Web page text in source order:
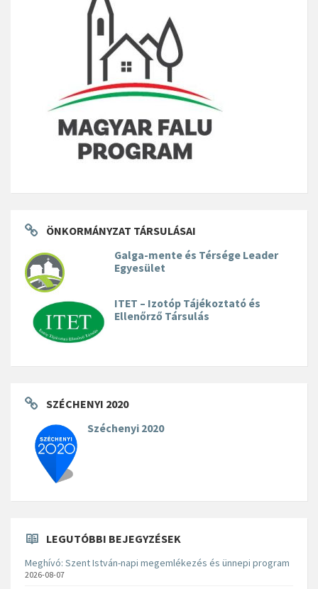
ÖNKORMÁNYZAT TÁRSULÁSAI
Galga-mente és Térsége Leader
Egyesület
ITET – Izotóp Tájékoztató és
Ellenőrző Társulás
SZÉCHENYI 2020
Széchenyi 2020
LEGUTÓBBI BEJEGYZÉSEK
Meghívó: Szent István-napi megemlékezés és ünnepi program
2026-08-07